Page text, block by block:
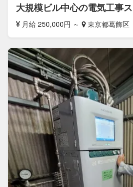
大規模ビル中心の電気工事
月給 250,000円 ～ 東京都葛飾区